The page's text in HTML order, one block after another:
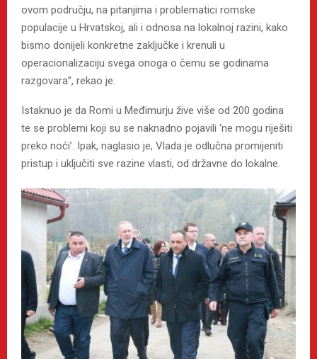
ovom području, na pitanjima i problematici romske
populacije u Hrvatskoj, ali i odnosa na lokalnoj razini, kako
bismo donijeli konkretne zaključke i krenuli u
operacionalizaciju svega onoga o čemu se godinama
razgovara”, rekao je.
Istaknuo je da Romi u Međimurju žive više od 200 godina
te se problemi koji su se naknadno pojavili ‘ne mogu riješiti
preko noći’. Ipak, naglasio je, Vlada je odlučna promijeniti
pristup i uključiti sve razine vlasti, od državne do lokalne.